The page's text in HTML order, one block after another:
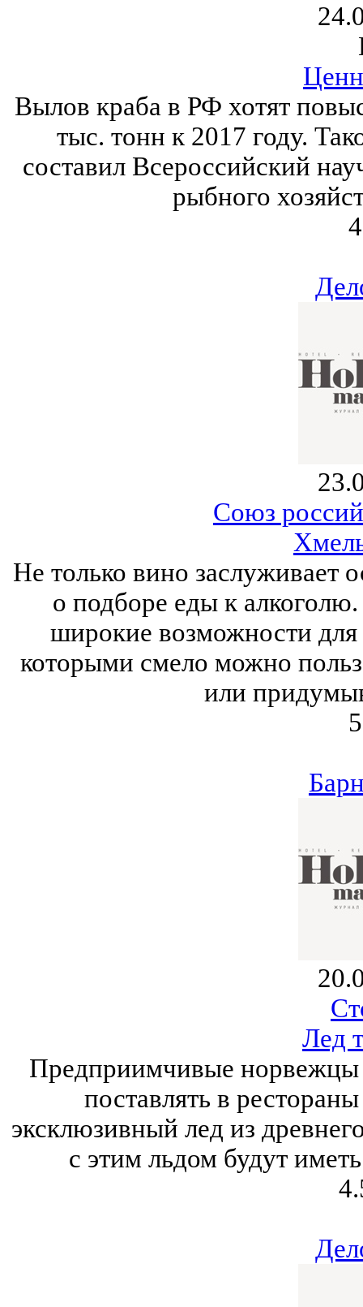
Вылов краба в РФ хотят
тыс. тонн к 2017 году.
составил Всероссийский
рыбного
Союз
Не только вино заслуживает
о подборе еды к
широкие возможности для
которыми смело можно
или
Лед
Предприимчивые норвежцы
поставлять в
эксклюзивный лед из
с этим льдом будут